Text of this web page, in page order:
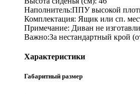
Наполнитель:ППУ высокой
Комплектация: Ящик или сп.
Примечание: Диван не
Важно:За нестандартный крой
Характеристики
Габаритный размер